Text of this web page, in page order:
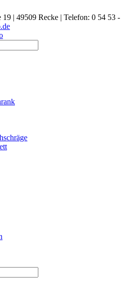
19 | 49509 Recke | Telefon: 0 54 53 -